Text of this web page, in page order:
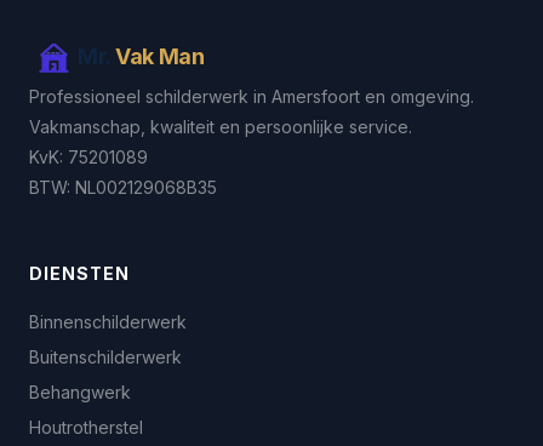
Mr. Vak Man
Professioneel schilderwerk in Amersfoort en omgeving.
Vakmanschap, kwaliteit en persoonlijke service.
KvK: 75201089
BTW: NL002129068B35
DIENSTEN
Binnenschilderwerk
Buitenschilderwerk
Behangwerk
Houtrotherstel